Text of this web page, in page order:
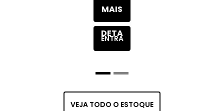
MAIS
DETA
VEÍC
ENTRA
VEJA TODO O ESTOQUE